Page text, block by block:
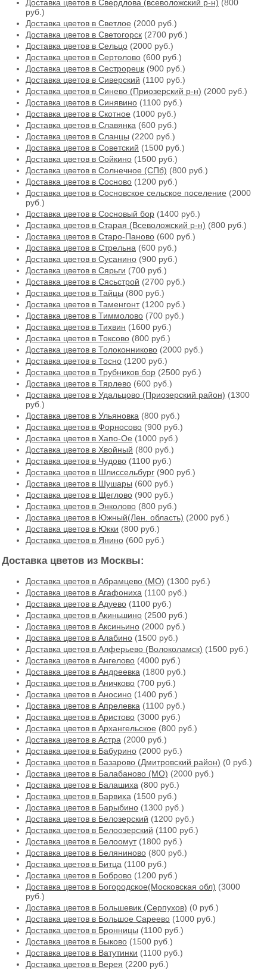
Доставка цветов в Свердлова (всеволожский р-н) (800
руб.)
Доставка цветов в Светлое (2000 руб.)
Доставка цветов в Светогорск (2700 руб.)
Доставка цветов в Сельцо (2000 руб.)
Доставка цветов в Сертолово (600 руб.)
Доставка цветов в Сестрорецк (900 руб.)
Доставка цветов в Сиверский (1100 руб.)
Доставка цветов в Синево (Приозерский р-н) (2000 руб.)
Доставка цветов в Синявино (1100 руб.)
Доставка цветов в Скотное (1000 руб.)
Доставка цветов в Славянка (600 руб.)
Доставка цветов в Сланцы (2200 руб.)
Доставка цветов в Советский (1500 руб.)
Доставка цветов в Сойкино (1500 руб.)
Доставка цветов в Солнечное (СПб) (800 руб.)
Доставка цветов в Сосново (1200 руб.)
Доставка цветов в Сосновское сельское поселение (2000
руб.)
Доставка цветов в Сосновый бор (1400 руб.)
Доставка цветов в Старая (Всеволожский р-н) (800 руб.)
Доставка цветов в Старо-Паново (600 руб.)
Доставка цветов в Стрельна (600 руб.)
Доставка цветов в Сусанино (900 руб.)
Доставка цветов в Сярьги (700 руб.)
Доставка цветов в Сясьстрой (2700 руб.)
Доставка цветов в Тайцы (800 руб.)
Доставка цветов в Таменгонт(1200 руб.)
Доставка цветов в Тиммолово (700 руб.)
Доставка цветов в Тихвин (1600 руб.)
Доставка цветов в Токсово (800 руб.)
Доставка цветов в Толоконниково (2000 руб.)
Доставка цветов в Тосно (1200 руб.)
Доставка цветов в Трубников бор (2500 руб.)
Доставка цветов в Тярлево (600 руб.)
Доставка цветов в Удальцово (Приозерский район) (1300
руб.)
Доставка цветов в Ульяновка (800 руб.)
Доставка цветов в Форносово (900 руб.)
Доставка цветов в Хапо-Ое (1000 руб.)
Доставка цветов в Хвойный (800 руб.)
Доставка цветов в Чудово (1100 руб.)
Доставка цветов в Шлиссельбург (900 руб.)
Доставка цветов в Шушары (600 руб.)
Доставка цветов в Щеглово (900 руб.)
Доставка цветов в Энколово (800 руб.)
Доставка цветов в Южный(Лен. область) (2000 руб.)
Доставка цветов в Юкки (800 руб.)
Доставка цветов в Янино (600 руб.)
Доставка цветов из Москвы:
Доставка цветов в Абрамцево (МО) (1300 руб.)
Доставка цветов в Агафониха (1100 руб.)
Доставка цветов в Адуево (1100 руб.)
Доставка цветов в Акиньшино (2500 руб.)
Доставка цветов в Аксиньино (2000 руб.)
Доставка цветов в Алабино (1500 руб.)
Доставка цветов в Алферьево (Волоколамск) (1500 руб.)
Доставка цветов в Ангелово (4000 руб.)
Доставка цветов в Андреевка (1800 руб.)
Доставка цветов в Аничково (700 руб.)
Доставка цветов в Аносино (1400 руб.)
Доставка цветов в Апрелевка (1100 руб.)
Доставка цветов в Аристово (3000 руб.)
Доставка цветов в Архангельское (800 руб.)
Доставка цветов в Астра (2000 руб.)
Доставка цветов в Бабурино (2000 руб.)
Доставка цветов в Базарово (Дмитровский район) (0 руб.)
Доставка цветов в Балабаново (МО) (2000 руб.)
Доставка цветов в Балашиха (800 руб.)
Доставка цветов в Барвиха (1500 руб.)
Доставка цветов в Барыбино (1300 руб.)
Доставка цветов в Белозерский (1200 руб.)
Доставка цветов в Белоозерский (1100 руб.)
Доставка цветов в Белоомут(1800 руб.)
Доставка цветов в Беляниново (800 руб.)
Доставка цветов в Битца (1100 руб.)
Доставка цветов в Боброво (1200 руб.)
Доставка цветов в Богородское(Московская обл) (3000
руб.)
Доставка цветов в Большевик (Серпухов) (0 руб.)
Доставка цветов в Большое Сареево (1000 руб.)
Доставка цветов в Бронницы (1100 руб.)
Доставка цветов в Быково (1500 руб.)
Доставка цветов в Ватутинки (1100 руб.)
Доставка цветов в Верея (2200 руб.)